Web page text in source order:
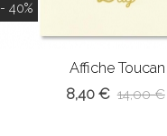
- 40%
Affiche Toucan
8,40 € 14,00 €